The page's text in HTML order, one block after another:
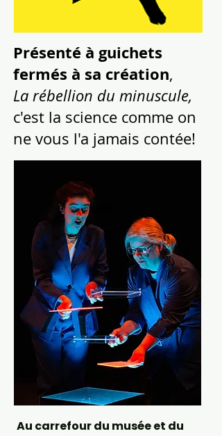
Présenté à guichets
fermés à sa création,
La rébellion du minuscule,
c'est la science comme on
ne vous l'a jamais contée!
Au carrefour du musée et du